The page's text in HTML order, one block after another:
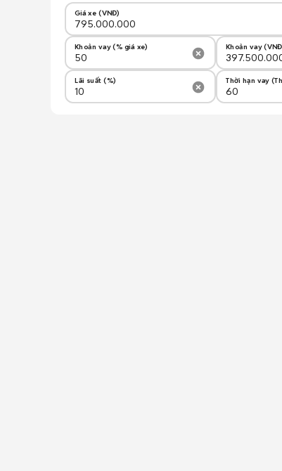
Giá xe (VNĐ)
Khoản vay (% giá xe) Khoản vay
Lãi suất (%) Thời hạn vay